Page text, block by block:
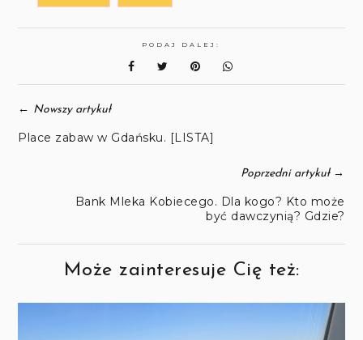
PODAJ DALEJ:
← Nowszy artykuł
Place zabaw w Gdańsku. [LISTA]
Poprzedni artykuł→
Bank Mleka Kobiecego. Dla kogo? Kto może
być dawczynią? Gdzie?
Może zainteresuje Cię też: